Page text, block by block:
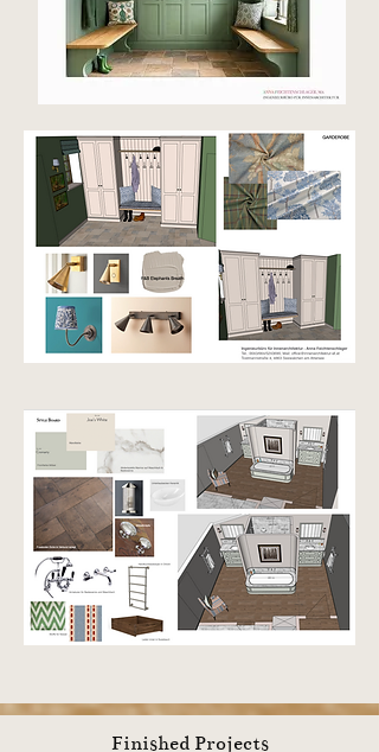
Finished Projects